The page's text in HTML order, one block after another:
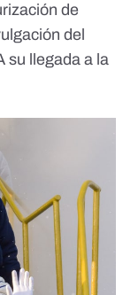
de
del
su llegada a la